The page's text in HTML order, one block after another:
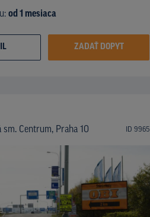
od 1 mesiaca
ZADAŤ DOPYT
Centrum, Praha 10 ID 9965